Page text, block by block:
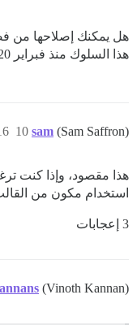
هل يمكنك إصلاحها من
هذا السلوك منذ فبراير 2020
sam (Sam Saffron) 16 فبراير 10
هذا مقصود، وإذا كنت
استخدام مكون من
3 إعجابات
(Vinoth Kannan)